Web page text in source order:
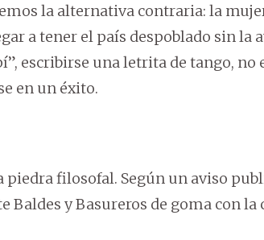
la alternativa contraria: la
a tener el país despoblado sin la
escribirse una letrita de tango, no
en un éxito.
piedra filosofal. Según un aviso
y Basureros de goma con la